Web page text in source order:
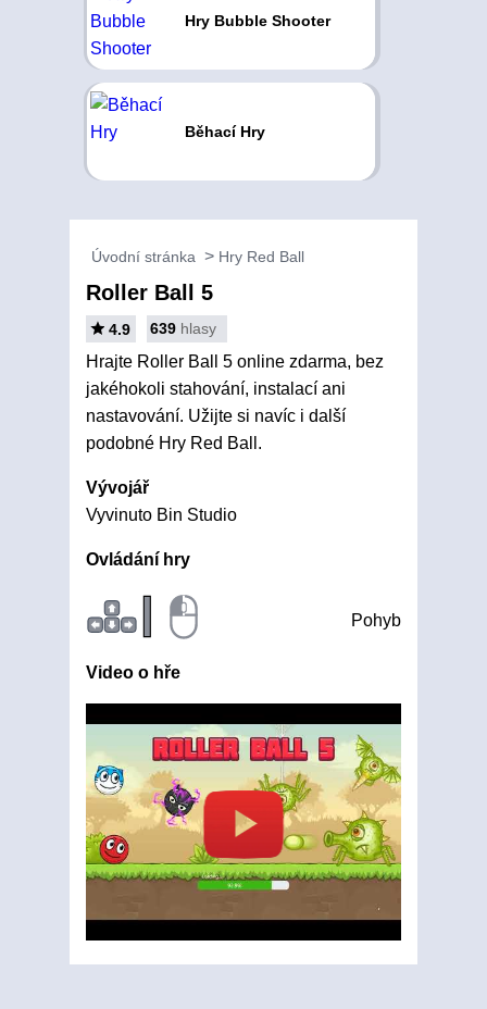
Hry Bubble Shooter
Běhací Hry
Úvodní stránka Hry Red Ball
Roller Ball 5
4.9 639 hlasy
Hrajte Roller Ball 5 online zdarma, bez
jakéhokoli stahování, instalací ani
nastavování. Užijte si navíc i další
podobné Hry Red Ball.
Vývojář
Vyvinuto Bin Studio
Ovládání hry
| Pohyb
Video o hře